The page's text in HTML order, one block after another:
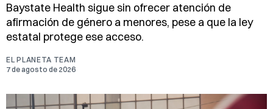
Baystate Health sigue sin ofrecer atención de
afirmación de género a menores, pese a que la ley
estatal protege ese acceso.
EL PLANETA TEAM
7 de agosto de 2026